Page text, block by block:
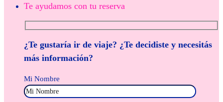
Te ayudamos con tu reserva
¿Te gustaría ir de viaje? ¿Te decidiste y necesitás
más información?
Mi Nombre